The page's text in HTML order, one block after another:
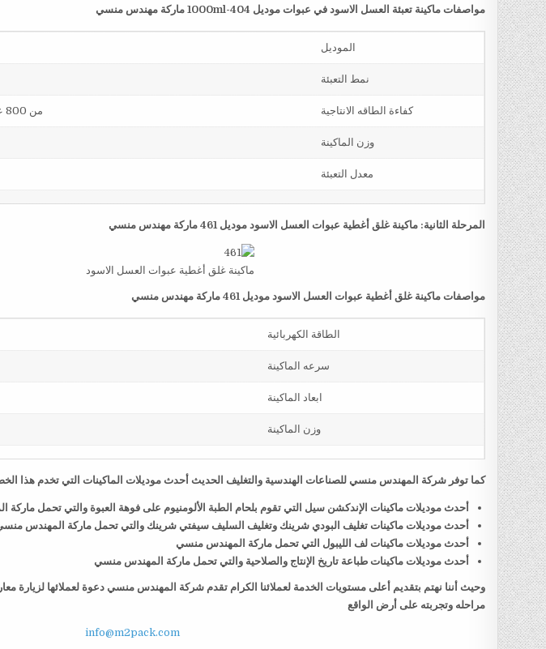
مواصفات ماكينة تعبئة العسل الاسود في عبوات موديل 404-1000ml ماركة مهندس منسي
الموديل
نمط التعبئة
كفاءة الطاقه الانتاجية من 800 عبوة او كيس حتي 1700 عبوه او كيس في الساعة
وزن الماكينة
معدل التعبئة
المرحلة الثانية: ماكينة غلق أغطية عبوات العسل الاسود موديل 461 ماركة مهندس منسي
ماكينة غلق أغطية عبوات العسل الاسود
مواصفات ماكينة غلق أغطية عبوات العسل الاسود موديل 461 ماركة مهندس منسي
الطاقة الكهربائية
سرعه الماكينة
ابعاد الماكينة
وزن الماكينة
كما توفر شركة المهندس منسي للصناعات الهندسية والتغليف الحديث أحدث موديلات الماكينات التي تخدم هذا
أحدث موديلات ماكينات الإندكشن سيل التي تقوم بلحام الطبة الألومنيوم على فوهة العبوة والتي تحمل
أحدث موديلات ماكينات تغليف البودي شرينك وتغليف السليف سيفتي شرينك والتي تحمل ماركة المهندس
أحدث موديلات ماكينات لف الليبول التي تحمل ماركة المهندس منسي
أحدث موديلات ماكينات طباعة تاريخ الإنتاج والصلاحية والتي تحمل ماركة المهندس منسي
وحيث أننا نهتم بتقديم أعلى مستويات الخدمة لعملائنا الكرام تقدم شركة المهندس منسي دعوة لعملائها لزيارة
مراحله وتجربته على أرض الواقع
info@m2pack.com